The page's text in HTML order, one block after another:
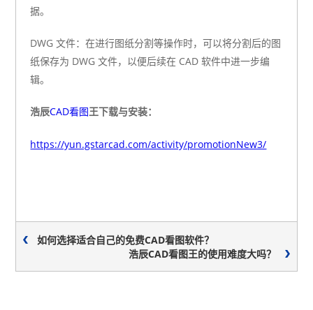
据。
DWG 文件：在进行图纸分割等操作时，可以将分割后的图
纸保存为 DWG 文件，以便后续在 CAD 软件中进一步编
辑。
浩辰CAD看图王下载与安装：
https://yun.gstarcad.com/activity/promotionNew3/
如何选择适合自己的免费CAD看图软件？
浩辰CAD看图王的使用难度大吗？